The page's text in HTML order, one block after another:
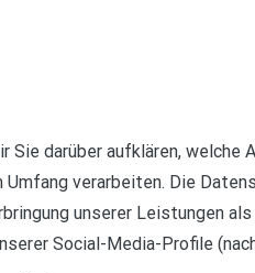
darüber aufklären, welche
verarbeiten. Die
unserer Leistungen
Social-Media-Profile